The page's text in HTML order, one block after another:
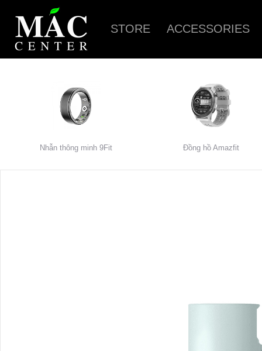
STORE ACCESSORIES
Nhẫn thông minh 9Fit Đồng hồ Amazfit